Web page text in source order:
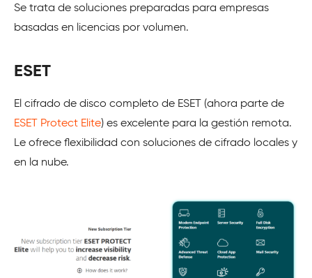
Se trata de soluciones preparadas para empresas
basadas en licencias por volumen.
ESET
El cifrado de disco completo de ESET (ahora parte de
ESET Protect Elite) es excelente para la gestión remota.
Le ofrece flexibilidad con soluciones de cifrado locales y
en la nube.